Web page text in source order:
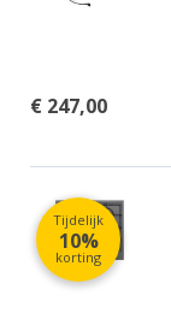
€ 247,00
Tijdelijk
10%
korting